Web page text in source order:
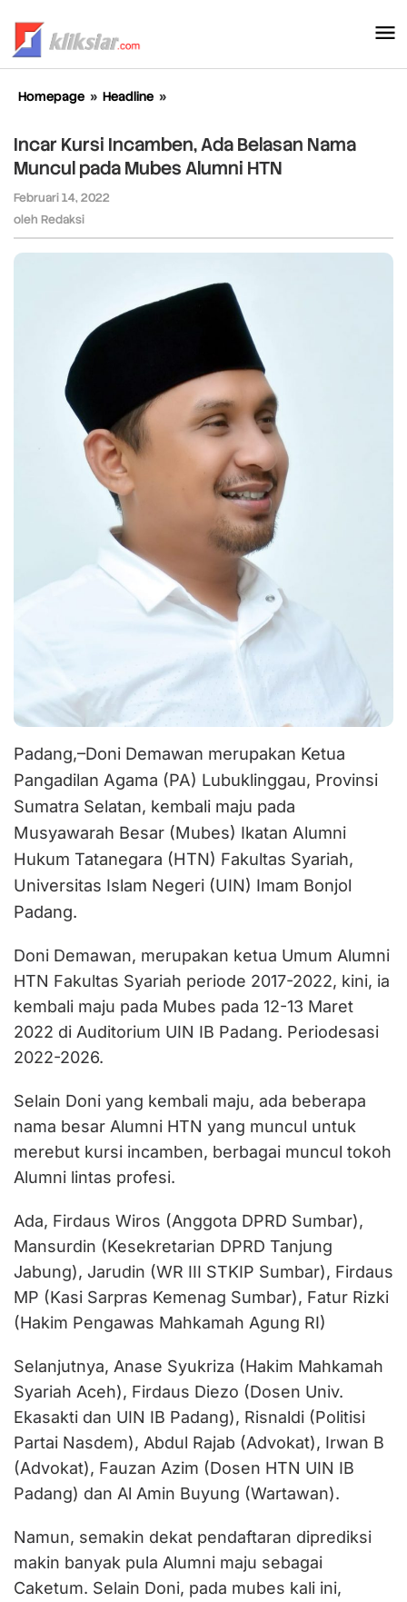
konten
Homepage » Headline »
Incamben,
Ada
Belasan
Mubes
HTN
Incar Kursi Incamben, Ada Belasan Nama
Muncul pada Mubes Alumni HTN
Februari 14, 2022
oleh Redaksi
Padang,–Doni Demawan merupakan Ketua
Pangadilan Agama (PA) Lubuklinggau, Provinsi
Sumatra Selatan, kembali maju pada
Musyawarah Besar (Mubes) Ikatan Alumni
Hukum Tatanegara (HTN) Fakultas Syariah,
Universitas Islam Negeri (UIN) Imam Bonjol
Padang.
Doni Demawan, merupakan ketua Umum Alumni
HTN Fakultas Syariah periode 2017-2022, kini, ia
kembali maju pada Mubes pada 12-13 Maret
2022 di Auditorium UIN IB Padang. Periodesasi
2022-2026.
Selain Doni yang kembali maju, ada beberapa
nama besar Alumni HTN yang muncul untuk
merebut kursi incamben, berbagai muncul tokoh
Alumni lintas profesi.
Ada, Firdaus Wiros (Anggota DPRD Sumbar),
Mansurdin (Kesekretarian DPRD Tanjung
Jabung), Jarudin (WR III STKIP Sumbar), Firdaus
MP (Kasi Sarpras Kemenag Sumbar), Fatur Rizki
(Hakim Pengawas Mahkamah Agung RI)
Selanjutnya, Anase Syukriza (Hakim Mahkamah
Syariah Aceh), Firdaus Diezo (Dosen Univ.
Ekasakti dan UIN IB Padang), Risnaldi (Politisi
Partai Nasdem), Abdul Rajab (Advokat), Irwan B
(Advokat), Fauzan Azim (Dosen HTN UIN IB
Padang) dan Al Amin Buyung (Wartawan).
Namun, semakin dekat pendaftaran diprediksi
makin banyak pula Alumni maju sebagai
Caketum. Selain Doni, pada mubes kali ini,